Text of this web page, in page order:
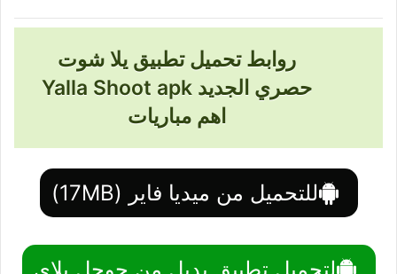
روابط تحميل تطبيق يلا شوت
حصري الجديد Yalla Shoot apk
اهم مباريات
للتحميل من ميديا فاير (17MB)